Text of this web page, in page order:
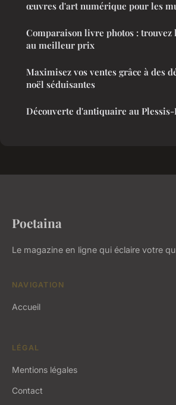
œuvres d'art numérique pour les
Comparaison livre photos :
au meilleur prix
Maximisez vos ventes grâce à des
noël séduisantes
Découverte d'antiquaire au Plessis-
Poetaina
Le magazine en ligne qui éclaire votre
NAVIGATION
Accueil
LÉGAL
Mentions légales
Contact